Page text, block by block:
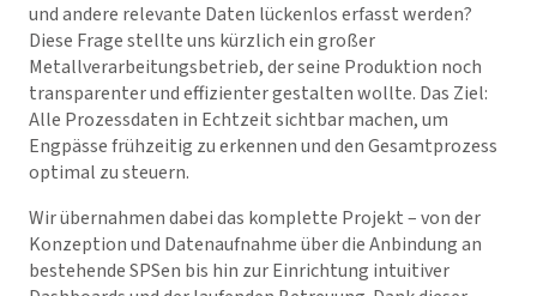
und andere relevante Daten lückenlos erfasst werden?
Diese Frage stellte uns kürzlich ein großer
Metallverarbeitungsbetrieb, der seine Produktion noch
transparenter und effizienter gestalten wollte. Das Ziel:
Alle Prozessdaten in Echtzeit sichtbar machen, um
Engpässe frühzeitig zu erkennen und den Gesamtprozess
optimal zu steuern.
Wir übernahmen dabei das komplette Projekt – von der
Konzeption und Datenaufnahme über die Anbindung an
bestehende SPSen bis hin zur Einrichtung intuitiver